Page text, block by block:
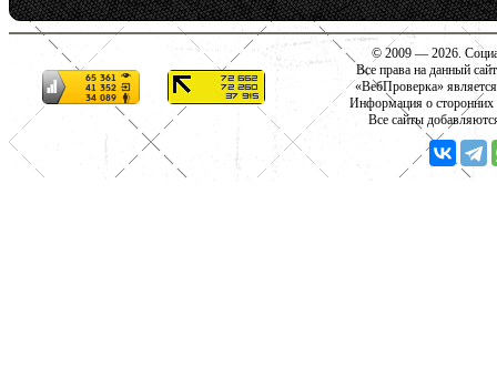
© 2009 — 2026.
Все права на данный
«ВебПроверка»
Информация о сторонних
Все сайты